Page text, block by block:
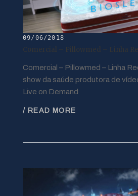
09/06/2018
Comercial – Pillowmed – Linha
Comercial – Pillowmed – Linha
show da saúde produtora de
Live on Demand
/ READ MORE